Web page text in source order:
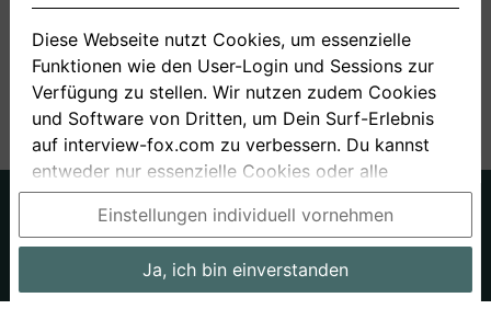
< 1 2 3 4 11 >
Über uns
Datenschutz
AGB
Bewerbungsfragen Preise
Diese Webseite nutzt Cookies, um essenzielle
Funktionen wie den User-Login und Sessions zur
Verfügung zu stellen. Wir nutzen zudem Cookies
und Software von Dritten, um Dein Surf-Erlebnis
auf interview-fox.com zu verbessern. Du kannst
entweder nur essenzielle Cookies oder alle
Cookies akzeptieren. Du kannst Deine
Einstellungen jederzeit in unseren Cookie- und
Privatsphäre-Einstellungen ändern. Dieser Link ist
im Footer unserer Seit zu finden. Wenn Du mehr
Einstellungen individuell vornehmen
Ja, ich bin einverstanden